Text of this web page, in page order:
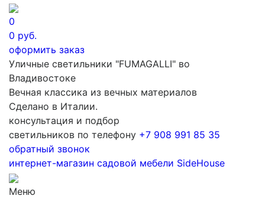
0
0 руб.
оформить заказ
Уличные светильники "FUMAGALLI" во
Владивостоке
Вечная классика из вечных материалов
Сделано в Италии.
консультация и подбор
светильников по телефону +7 908 991 85 35
обратный звонок
интернет-магазин садовой мебели SideHouse
Меню